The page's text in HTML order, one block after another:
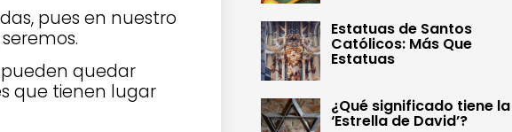
pues en nuestro
quedar
que tienen lugar
Estatuas de Santos
Católicos: Más Que
Estatuas
¿Qué significado tiene la
‘Estrella de David’?